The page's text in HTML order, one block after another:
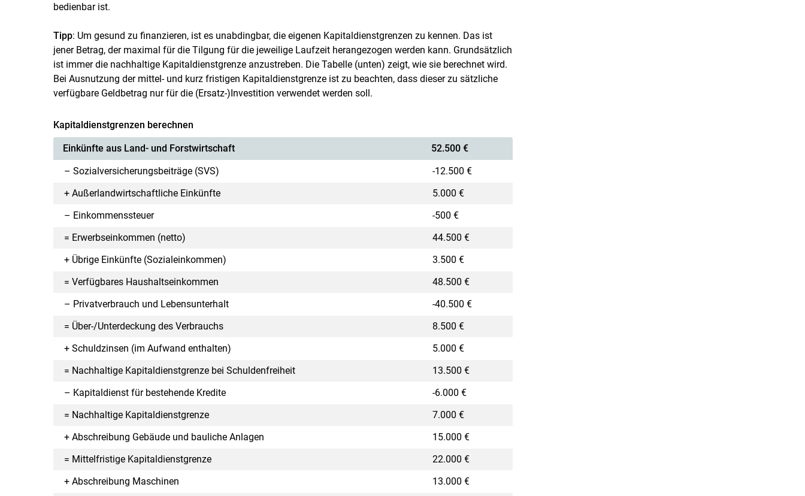
bedienbar ist.
Tipp: Um gesund zu finanzieren, ist es unabdingbar, die eigenen Kapitaldienstgrenzen zu kennen. Das ist
jener Betrag, der maximal für die Tilgung für die jeweilige Laufzeit herangezogen werden kann. Grundsätzlich
ist immer die nachhaltige Kapitaldienstgrenze anzustreben. Die Tabelle (unten) zeigt, wie sie berechnet wird.
Bei Ausnutzung der mittel- und kurz fristigen Kapitaldienstgrenze ist zu beachten, dass dieser zu sätzliche
verfügbare Geldbetrag nur für die (Ersatz-)Investition verwendet werden soll.
Kapitaldienstgrenzen berechnen
Einkünfte aus Land- und Forstwirtschaft
52.500 €
– Sozialversicherungsbeiträge (SVS)
-12.500 €
+ Außerlandwirtschaftliche Einkünfte
5.000 €
– Einkommenssteuer
-500 €
= Erwerbseinkommen (netto)
44.500 €
+ Übrige Einkünfte (Sozialeinkommen)
3.500 €
= Verfügbares Haushaltseinkommen
48.500 €
– Privatverbrauch und Lebensunterhalt
-40.500 €
= Über-/Unterdeckung des Verbrauchs
8.500 €
+ Schuldzinsen (im Aufwand enthalten)
5.000 €
= Nachhaltige Kapitaldienstgrenze bei Schuldenfreiheit
13.500 €
– Kapitaldienst für bestehende Kredite
-6.000 €
= Nachhaltige Kapitaldienstgrenze
7.000 €
+ Abschreibung Gebäude und bauliche Anlagen
15.000 €
= Mittelfristige Kapitaldienstgrenze
22.000 €
+ Abschreibung Maschinen
13.000 €